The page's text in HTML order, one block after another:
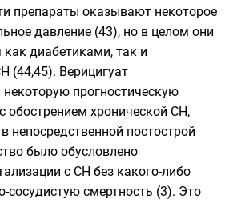
препараты оказывают некоторое
давление (43), но в целом они
диабетиками, так и
(44,45). Верицигуат
прогностическую
обострением хронической СН,
непосредственной постострой
было обусловлено
с СН без какого-либо
сосудистую смертность (3). Это